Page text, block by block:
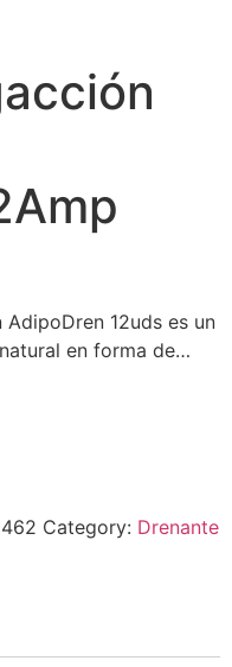
12uds es un
en forma de…
Category: Drenante